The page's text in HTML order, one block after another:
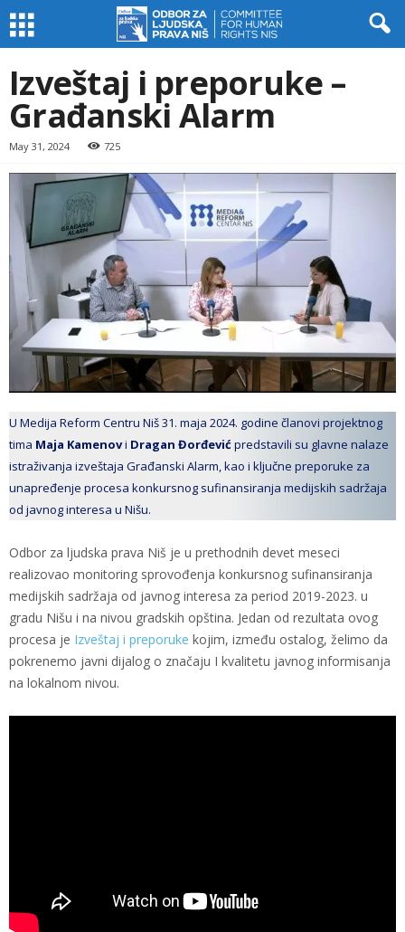
Izveštaj i preporuke –
Građanski Alarm
May 31, 2024 725
U Medija Reform Centru Niš 31. maja 2024. godine članovi projektnog
tima Maja Kamenovi Dragan Đorđevićpredstavili su glavne nalaze
istraživanja izveštaja Građanski Alarm, kao i ključne preporuke za
unapređenje procesa konkursnog sufinansiranja medijskih sadržaja
od javnog interesa u Nišu.
Odbor za ljudska prava Niš je u prethodnih devet meseci
realizovao monitoring sprovođenja konkursnog sufinansiranja
medijskih sadržaja od javnog interesa za period 2019-2023. u
gradu Nišu i na nivou gradskih opština. Jedan od rezultata ovog
procesa je Izveštaj i preporuke kojim, između ostalog, želimo da
pokrenemo javni dijalog o značaju I kvalitetu javnog informisanja
na lokalnom nivou.